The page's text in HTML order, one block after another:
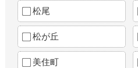
松尾
松が丘
美住町